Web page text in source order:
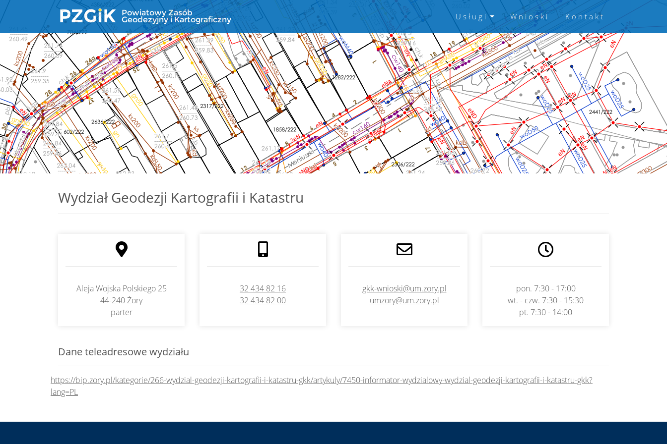
Usługi Wnioski Kontakt
Wydział Geodezji Kartografii i Katastru
Aleja Wojska Polskiego 25
44-240 Żory
parter
32 434 82 16
32 434 82 00
gkk-wnioski@um.zory.pl
umzory@um.zory.pl
pon. 7:30 - 17:00
wt. - czw. 7:30 - 15:30
pt. 7:30 - 14:00
Dane teleadresowe wydziału
https://bip.zory.pl/kategorie/266-wydzial-geodezji-kartografii-i-katastru-gkk/artykuly/7450-informator-wydzialowy-wydzial-geodezji-kartografii-i-katastru-gkk?
lang=PL